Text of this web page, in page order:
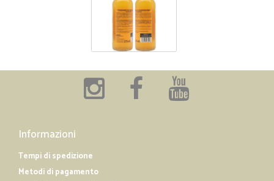
Informazioni
Tempi di spedizione
Metodi di pagamento